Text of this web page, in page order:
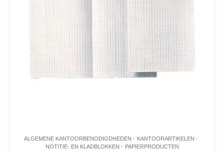
ALGEMENE KANTOORBENODIGDHEDEN
KANTOORARTIKELEN
NOTITIE- EN KLADBLOKKEN
PAPIERPRODUCTEN